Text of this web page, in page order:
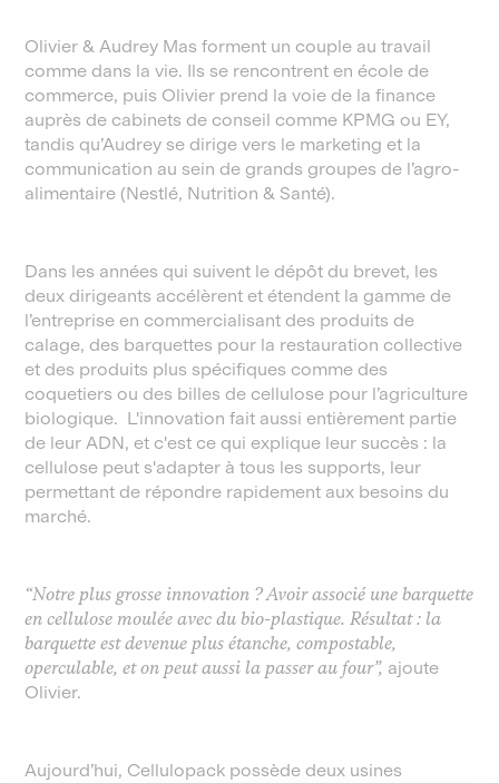
Olivier & Audrey Mas forment un couple au travail
comme dans la vie. Ils se rencontrent en école de
commerce, puis Olivier prend la voie de la finance
auprès de cabinets de conseil comme KPMG ou EY,
tandis qu’Audrey se dirige vers le marketing et la
communication au sein de grands groupes de l’agro-
alimentaire (Nestlé, Nutrition & Santé).
Dans les années qui suivent le dépôt du brevet, les
deux dirigeants accélèrent et étendent la gamme de
l’entreprise en commercialisant des produits de
calage, des barquettes pour la restauration collective
et des produits plus spécifiques comme des
coquetiers ou des billes de cellulose pour l’agriculture
biologique. L'innovation fait aussi entièrement partie
de leur ADN, et c'est ce qui explique leur succès : la
cellulose peut s'adapter à tous les supports, leur
permettant de répondre rapidement aux besoins du
marché.
“Notre plus grosse innovation ? Avoir associé une barquette
en cellulose moulée avec du bio-plastique. Résultat : la
barquette est devenue plus étanche, compostable,
operculable, et on peut aussi la passer au four”, ajoute
Olivier.
Aujourd’hui, Cellulopack possède deux usines